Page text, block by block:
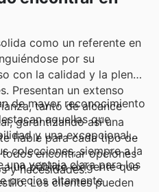
como un referente en
por su
con la calidad y la plena
Presentan un extenso
tanto de alcance
garantizando así una
fiable para cada tipo de
encontrar opciones
y necesidades.
de mayor reconocimiento
aquellas que
y una excepcional
colecciones, siempre a la
un público exigente que
Los clientes pueden
una ventaja clara para los
precios altamente